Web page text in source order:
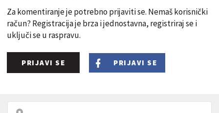
Za komentiranje je potrebno prijaviti se. Nemaš korisnički
račun? Registracija je brza i jednostavna, registriraj se i
uključi se u raspravu.
PRIJAVI SE PRIJAVI SE